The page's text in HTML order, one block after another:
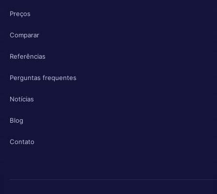
Preços
Comparar
Referências
Perguntas frequentes
Notícias
Blog
Contato